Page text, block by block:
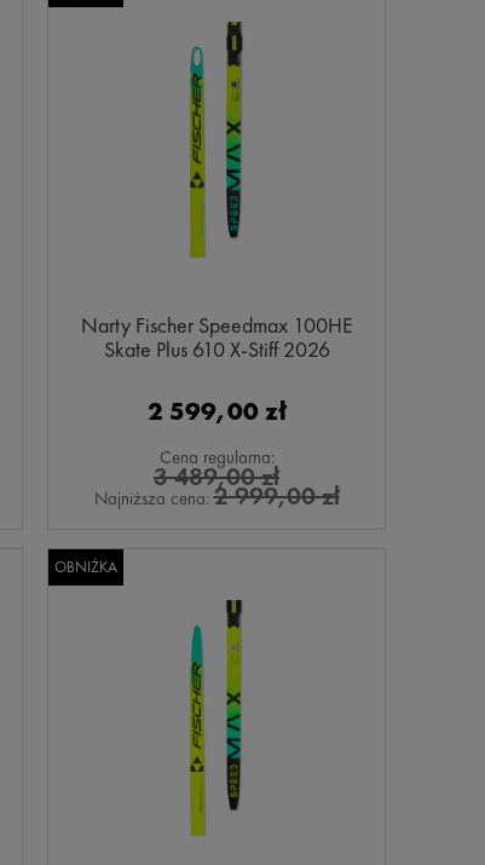
Narty Fischer Speedmax 100HE
Skate Plus 610 X-Stiff 2026
2 599,00 zł
Cena regularna:
3 489,00 zł
Najniższa cena:2 999,00 zł
OBNIŻKA